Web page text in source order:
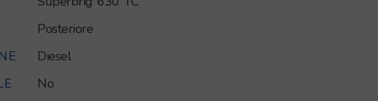
Posteriore
Diesel
No